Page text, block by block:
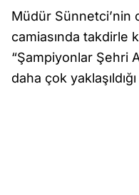
Müdür Sünnetci’nin
camiasında takdirle
“Şampiyonlar Şehri
daha çok